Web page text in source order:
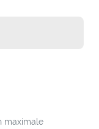
maximale